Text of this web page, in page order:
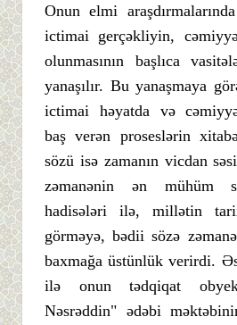
Onun elmi
ictimai gerçəkliyin,
olunmasının başlıca
yanaşılır. Bu yanaşmaya
ictimai həyatda və
baş verən proseslərin
sözü isə zamanın vicdan
zəmanənin ən mühüm
hadisələri ilə, millətin
görməyə, bədii sözə
baxmağa üstünlük verirdi.
ilə onun tədqiqat
Nəsrəddin" ədəbi